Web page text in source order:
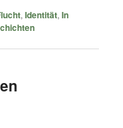
,Identität,In